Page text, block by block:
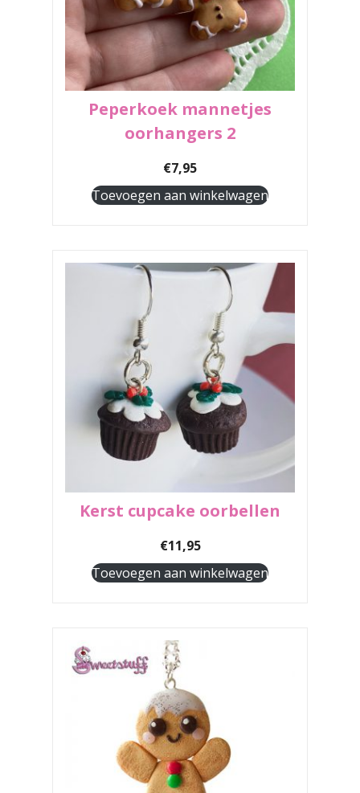
Peperkoek mannetjes
oorhangers 2
€7,95
Toevoegen aan winkelwagen
Kerst cupcake oorbellen
€11,95
Toevoegen aan winkelwagen